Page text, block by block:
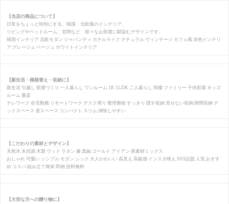
【当店の商品について】
日常をちょっと特別にする、韓国・北欧風のインテリア。
リビングやベッドルーム、玄関など、様々なお部屋に馴染むデザインです。
韓国インテリア 北欧モダン ジャパンディ ホテルライク ナチュラル ヴィンテージ カフェ風 淡色インテリ
ア グレージュ ベージュ ホワイトインテリア
【新生活・模様替え・収納に】
新生活 引越し 部屋づくり 一人暮らし ワンルーム 1K 1LDK 二人暮らし 同棲 ファミリー 子供部屋 キッズ
ルーム 書斎
テレワーク 在宅勤務 リモートワーク デスク周り 整理整頓 すっきり 隠す収納 見せない収納 隙間収納 デ
ッドスペース 省スペース コンパクト スリム 掃除しやすい
【こだわりの素材とデザイン】
天然木 木目調 木製 ウッド ラタン 籐 真鍮 ゴールド アイアン 異素材ミックス
おしゃれ 可愛い シンプル モダン シック 大人かわいい 高見え 高級感 インスタ映え SNS話題 人気 おすす
め コスパ 組み立て簡単 即納 送料無料
【大切な方への贈り物に】